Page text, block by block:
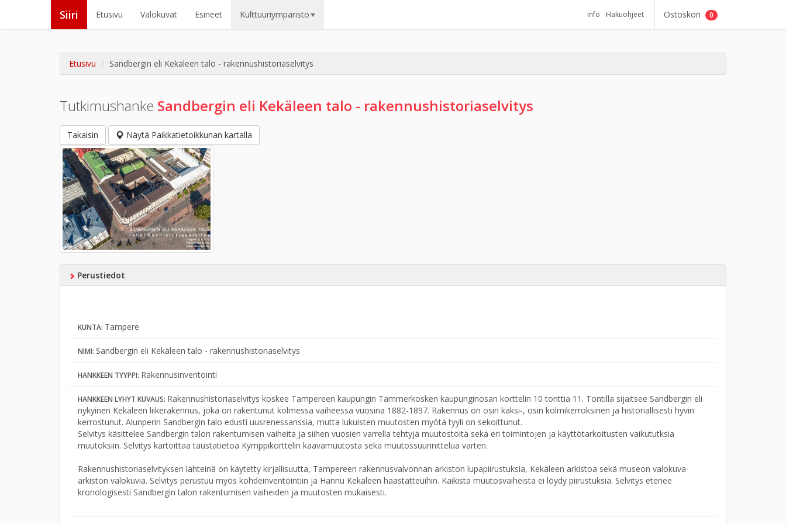
Siiri Etusivu Valokuvat Esineet Kulttuuriympäristö Info Hakuohjeet Ostoskori 0
Etusivu Sandbergin eli Kekäleen talo - rakennushistoriaselvitys
Tutkimushanke Sandbergin eli Kekäleen talo - rakennushistoriaselvitys
Takaisin Näytä Paikkatietoikkunan kartalla
Perustiedot
KUNTA: Tampere
NIMI: Sandbergin eli Kekäleen talo - rakennushistoriaselvitys
HANKKEEN TYYPPI: Rakennusinventointi
HANKKEEN LYHYT KUVAUS: Rakennushistoriaselvitys koskee Tampereen kaupungin Tammerkosken kaupunginosan korttelin 10 tonttia 11. Tontilla sijaitsee Sandbergin eli
nykyinen Kekäleen liikerakennus, joka on rakentunut kolmessa vaiheessa vuosina 1882-1897. Rakennus on osin kaksi-, osin kolmikerroksinen ja historiallisesti hyvin
kerrostunut. Alunperin Sandbergin talo edusti uusrenessanssia, mutta lukuisten muutosten myötä tyyli on sekoittunut.
Selvitys käsittelee Sandbergin talon rakentumisen vaiheita ja siihen vuosien varrella tehtyjä muutostöitä sekä eri toimintojen ja käyttötarkoitusten vaikututksia
muutoksiin. Selvitys kartoittaa taustatietoa Kymppikorttelin kaavamuutosta sekä muutossuunnittelua varten.
Rakennushistoriaselvityksen lähteinä on käytetty kirjallisuutta, Tampereen rakennusvalvonnan arkiston lupapiirustuksia, Kekäleen arkistoa sekä museon valokuva-
arkiston valokuvia. Selvitys perustuu myös kohdeinventointiin ja Hannu Kekäleen haastatteuihin. Kaikista muutosvaiheista ei löydy piirustuksia. Selvitys etenee
kronologisesti Sandbergin talon rakentumisen vaiheiden ja muutosten mukaisesti.